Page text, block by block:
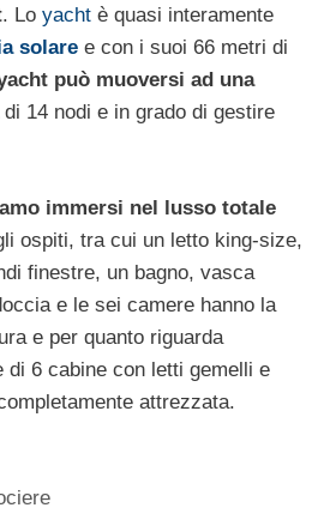
. Lo yacht è quasi interamente
solare e con i suoi 66 metri di
può muoversi ad una
di 14 nodi e in grado di gestire
immersi nel lusso totale
ospiti, tra cui un letto king-size,
finestre, un bagno, vasca
e le sei camere hanno la
e per quanto riguarda
di 6 cabine con letti gemelli e
attrezzata.